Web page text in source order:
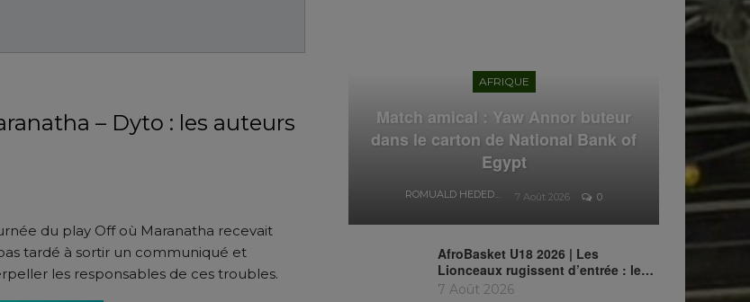
– Dyto : les auteurs
du play Off où Maranatha recevait
tardé à sortir un communiqué et
les responsables de ces troubles.
AFRIQUE
Match amical : Yaw Annor buteur
dans le carton de National Bank of
Egypt
7 Août 2026 0
AfroBasket U18 2026 | Les
Lionceaux rugissent d’entrée : le…
7 Août 2026